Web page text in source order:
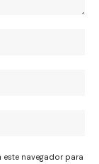
navegador para